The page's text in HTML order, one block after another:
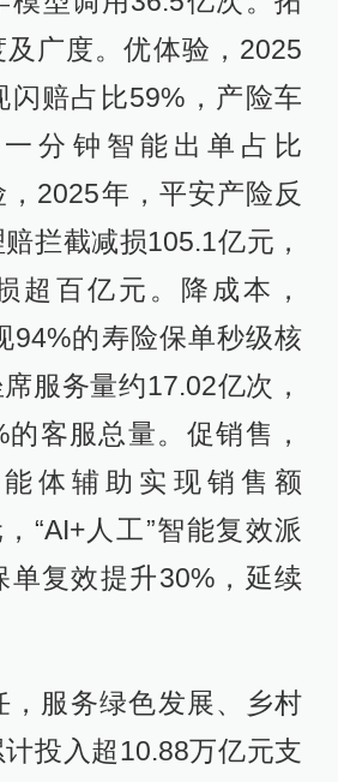
广度。优体验，2025
闪赔占比59%，产险车
分钟智能出单占比
2025年，平安产险反
拦截减损105.1亿元，
超百亿元。降成本，
94%的寿险保单秒级核
服务量约17.02亿次，
客服总量。促销售，
体辅助实现销售额
“AI+人工”智能复效派
单复效提升30%，延续
，服务绿色发展、乡村
投入超10.88万亿元支